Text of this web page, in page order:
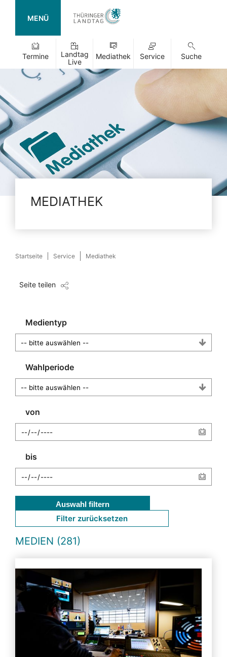
MENÜ
Termine
Landtag
Live
Mediathek Service Suche
MEDIATHEK
Startseite Service Mediathek
Seite teilen
Medientyp
Wahlperiode
von
bis
Auswahl filtern
Filter zurücksetzen
MEDIEN (281)